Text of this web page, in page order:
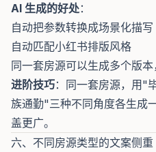
AI 生成的好处：
自动把参数转换成场景化描写
自动匹配小红书排版风格
同一套房源可以生成多个版
进阶技巧：同一套房源，用"
族通勤"三种不同角度各生成
盖更广。
六、不同房源类型的文案侧重